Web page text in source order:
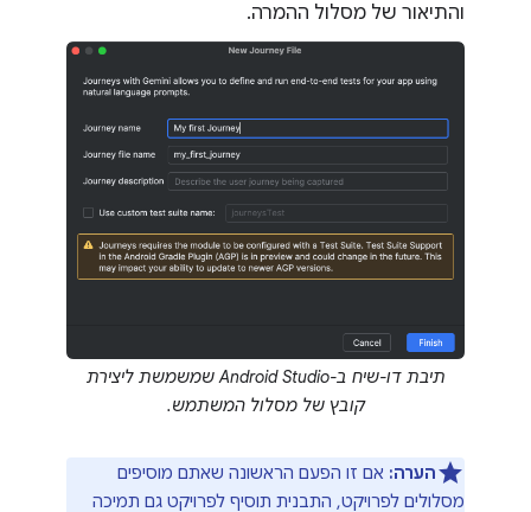
והתיאור של מסלול ההמרה.
תיבת דו-שיח ב-Android Studio שמשמשת ליצירת
קובץ של מסלול המשתמש.
הערה: אם זו הפעם הראשונה שאתם מוסיפים
מסלולים לפרויקט, התבנית תוסיף לפרויקט גם תמיכה